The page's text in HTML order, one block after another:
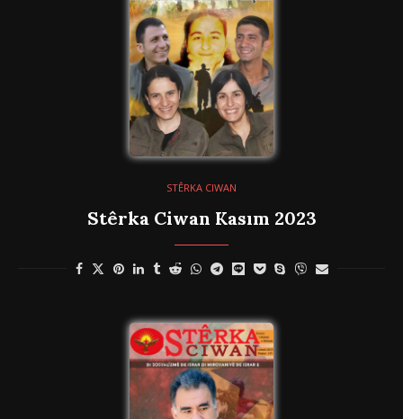
STÊRKA CIWAN
Stêrka Ciwan Kasım 2023